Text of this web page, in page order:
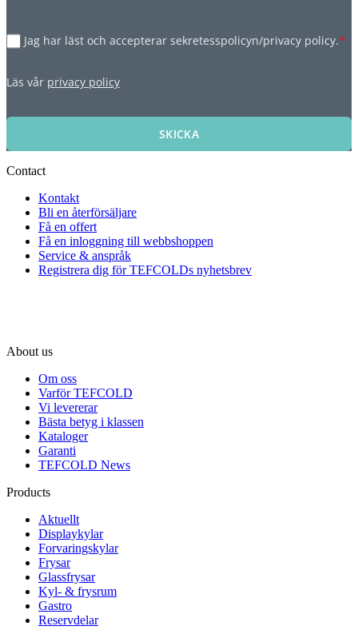
Jag har läst och accepterar sekretesspolicyn/privacy policy.*
Läs vår privacy policy
SKICKA
Contact
Kontakt
Bli en återförsäljare
Få en offert
Få en inloggning till webbshoppen
Service & anspråk
Registrera dig för TEFCOLDs nyhetsbrev
About us
Om oss
Varför TEFCOLD
Vi levererar
Bästa betyg i klassen
Kataloger
Garanti
TEFCOLD News
Products
Aktuellt
Displaykylar
Forvaringskylar
Frysar
Glassfrysar
Kyl- & frysrum
Gastro
Reservdelar